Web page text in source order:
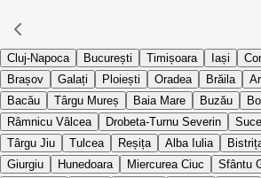
Cluj-Napoca București Timișoara Iași
Brașov
Galați Ploiești Oradea Brăila
Bacău
Târgu Mureș Baia Mare Buzău
Râmnicu Vâlcea
Drobeta-Turnu Severin
Târgu Jiu
Tulcea Reșița Alba Iulia
Giurgiu
Hunedoara Miercurea Ciuc Sfântu